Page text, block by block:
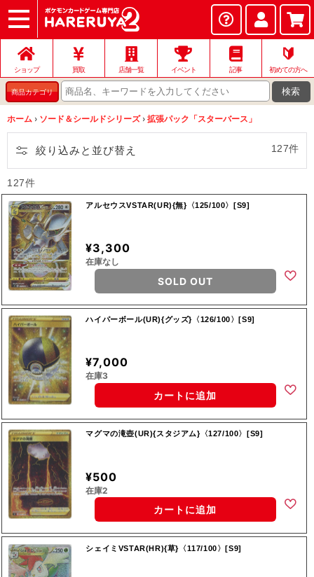
ショップ
店頭買取
ネット買取
店舗一覧
イベント
お問い合わせ
ショップ 買取 店舗一覧 イベント 記事
🔰
初めての方へ
商品カテゴリ 検索
ホーム › ソード＆シールドシリーズ › 拡張パック「スターバース」
絞り込みと並び替え 127件
127件
アルセウスVSTAR(UR){無}〈125/100〉[S9]
¥3,300
在庫なし
SOLD OUT
ハイパーボール(UR){グッズ}〈126/100〉[S9]
¥7,000
在庫3
カートに追加
マグマの滝壺(UR){スタジアム}〈127/100〉[S9]
¥500
在庫2
カートに追加
シェイミVSTAR(HR){草}〈117/100〉[S9]